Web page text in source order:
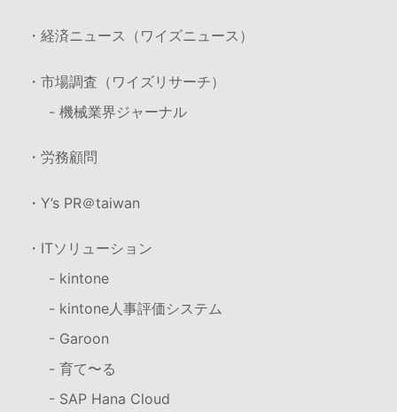
・経済ニュース（ワイズニュース）
・市場調査（ワイズリサーチ）
- 機械業界ジャーナル
・労務顧問
・Y’s PR＠taiwan
・ITソリューション
- kintone
- kintone人事評価システム
- Garoon
- 育て〜る
- SAP Hana Cloud